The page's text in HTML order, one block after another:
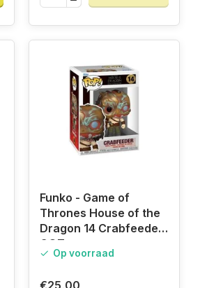
Funko - Game of
Thrones House of the
Dragon 14 Crabfeeder,
GOT
Op voorraad